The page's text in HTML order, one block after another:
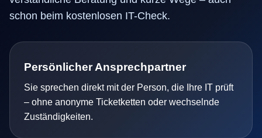
schon beim kostenlosen IT-Check.
Persönlicher Ansprechpartner
Sie sprechen direkt mit der Person, die Ihre IT prüft
– ohne anonyme Ticketketten oder wechselnde
Zuständigkeiten.